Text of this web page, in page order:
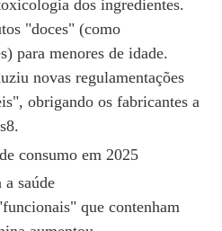
dos ingredientes.
"doces" (como
para menores de idade.
novas regulamentações
obrigando os fabricantes a
consumo em 2025
saúde
que contenham